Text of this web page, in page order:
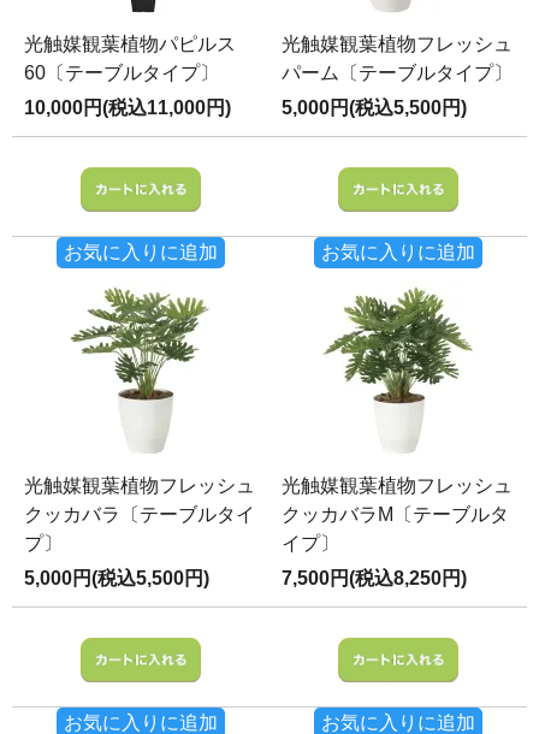
光触媒観葉植物パピルス
60〔テーブルタイプ〕
10,000円(税込11,000円)
お気に入りに追加
光触媒観葉植物フレッシュ
パーム〔テーブルタイプ〕
5,000円(税込5,500円)
お気に入りに追加
光触媒観葉植物フレッシュ
クッカバラ〔テーブルタイ
プ〕
5,000円(税込5,500円)
お気に入りに追加
光触媒観葉植物フレッシュ
クッカバラM〔テーブルタ
イプ〕
7,500円(税込8,250円)
お気に入りに追加